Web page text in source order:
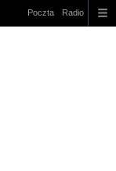
Poczta Radio